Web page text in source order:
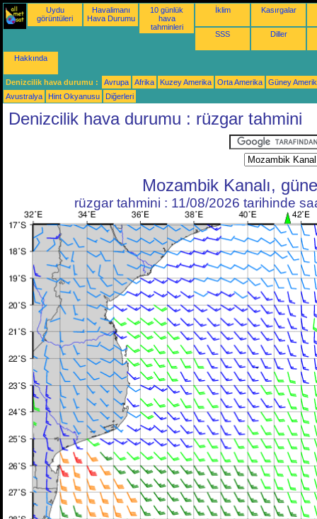
Uydu
görüntüleri
Havalimanı
Hava Durumu
10 günlük
hava
tahminleri
İklim Kasırgalar
SSS Diller
Hakkında
Denizcilik hava durumu : Avrupa Afrika Kuzey Amerika Orta Amerika
Güney
Avustralya
Hint Okyanusu Diğerleri
Denizcilik hava durumu : rüzgar tahmini
Mozambik Kanalı,
rüzgar tahmini : 11/08/2026 tarihinde